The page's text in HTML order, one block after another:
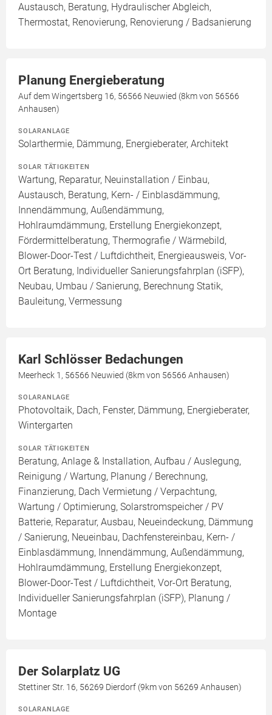
Austausch, Beratung, Hydraulischer Abgleich,
Thermostat, Renovierung, Renovierung / Badsanierung
Planung Energieberatung
Auf dem Wingertsberg 16, 56566 Neuwied (8km von 56566
Anhausen)
SOLARANLAGE
Solarthermie, Dämmung, Energieberater, Architekt
SOLAR TÄTIGKEITEN
Wartung, Reparatur, Neuinstallation / Einbau,
Austausch, Beratung, Kern- / Einblasdämmung,
Innendämmung, Außendämmung,
Hohlraumdämmung, Erstellung Energiekonzept,
Fördermittelberatung, Thermografie / Wärmebild,
Blower-Door-Test / Luftdichtheit, Energieausweis, Vor-
Ort Beratung, Individueller Sanierungsfahrplan (iSFP),
Neubau, Umbau / Sanierung, Berechnung Statik,
Bauleitung, Vermessung
Karl Schlösser Bedachungen
Meerheck 1, 56566 Neuwied (8km von 56566 Anhausen)
SOLARANLAGE
Photovoltaik, Dach, Fenster, Dämmung, Energieberater,
Wintergarten
SOLAR TÄTIGKEITEN
Beratung, Anlage & Installation, Aufbau / Auslegung,
Reinigung / Wartung, Planung / Berechnung,
Finanzierung, Dach Vermietung / Verpachtung,
Wartung / Optimierung, Solarstromspeicher / PV
Batterie, Reparatur, Ausbau, Neueindeckung, Dämmung
/ Sanierung, Neueinbau, Dachfenstereinbau, Kern- /
Einblasdämmung, Innendämmung, Außendämmung,
Hohlraumdämmung, Erstellung Energiekonzept,
Blower-Door-Test / Luftdichtheit, Vor-Ort Beratung,
Individueller Sanierungsfahrplan (iSFP), Planung /
Montage
Der Solarplatz UG
Stettiner Str. 16, 56269 Dierdorf (9km von 56269 Anhausen)
SOLARANLAGE